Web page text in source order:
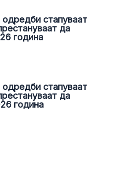
стапуваат
да
година
стапуваат
да
година